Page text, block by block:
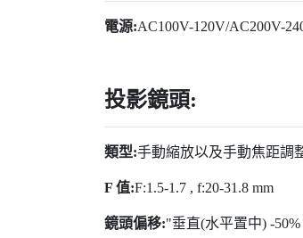
電源:AC100V-120V/AC200V-
投影鏡頭:
類型:手動縮放以及手動焦距調
F 值:F:1.5-1.7 , f:20-31.8 mm
鏡頭偏移:"垂直(水平置中) -